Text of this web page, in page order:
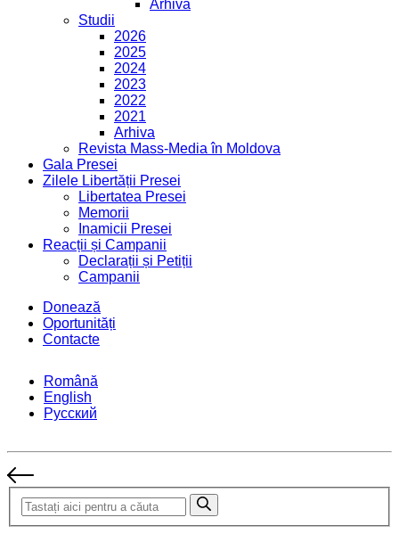
Arhiva
Studii
2026
2025
2024
2023
2022
2021
Arhiva
Revista Mass-Media în Moldova
Gala Presei
Zilele Libertății Presei
Libertatea Presei
Memorii
Inamicii Presei
Reacții și Campanii
Declarații și Petiții
Campanii
Donează
Oportunități
Contacte
Română
English
Русский